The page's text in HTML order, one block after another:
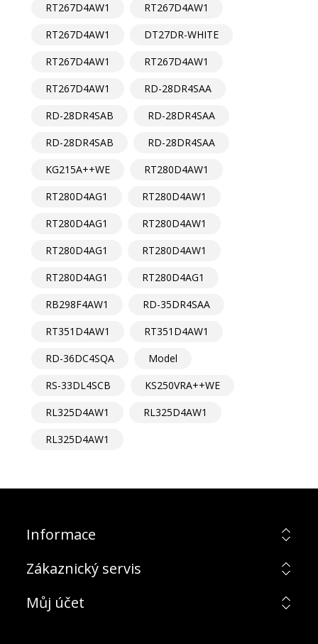
RT267D4AW1
RT267D4AW1
RT267D4AW1
DT27DR-WHITE
RT267D4AW1
RT267D4AW1
RT267D4AW1
RD-28DR4SAA
RD-28DR4SAB
RD-28DR4SAA
RD-28DR4SAB
RD-28DR4SAA
KG215A++WE
RT280D4AW1
RT280D4AG1
RT280D4AW1
RT280D4AG1
RT280D4AW1
RT280D4AG1
RT280D4AW1
RT280D4AG1
RT280D4AG1
RB298F4AW1
RD-35DR4SAA
RT351D4AW1
RT351D4AW1
RD-36DC4SQA
Model
RS-33DL4SCB
KS250VRA++WE
RL325D4AW1
RL325D4AW1
RL325D4AW1
Informace
Zákaznický servis
Můj účet